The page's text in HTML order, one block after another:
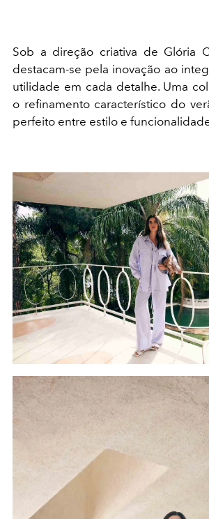
Sob a direção criativa de Glória
destacam-se pela inovação ao
utilidade em cada detalhe. Uma
o refinamento característico do
perfeito entre estilo e